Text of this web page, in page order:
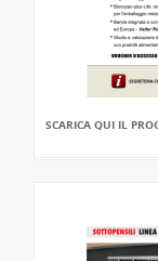
SCARICA QUI IL